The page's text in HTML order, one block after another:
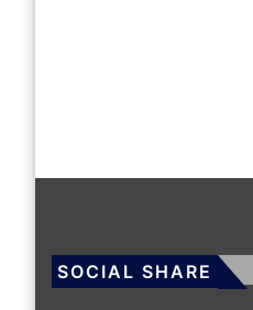
SOCIAL SHARE